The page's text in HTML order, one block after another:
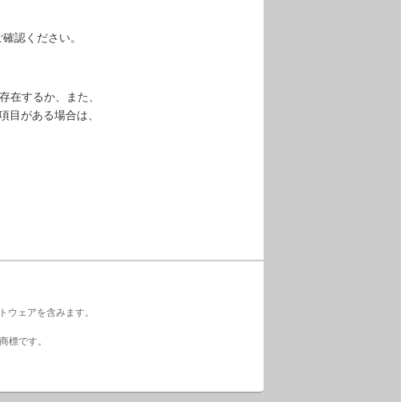
認ください。
在するか、また、
目がある場合は、
ェアを含みます。
です。